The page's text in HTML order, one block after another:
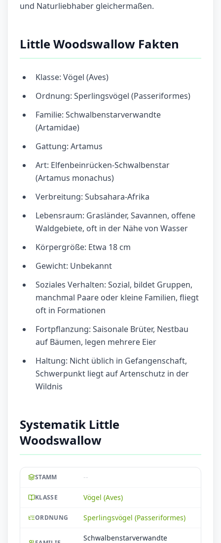
und Naturliebhaber gleichermaßen.
Little Woodswallow Fakten
Klasse: Vögel (Aves)
Ordnung: Sperlingsvögel (Passeriformes)
Familie: Schwalbenstarverwandte
(Artamidae)
Gattung: Artamus
Art: Elfenbeinrücken-Schwalbenstar
(Artamus monachus)
Verbreitung: Subsahara-Afrika
Lebensraum: Grasländer, Savannen, offene
Waldgebiete, oft in der Nähe von Wasser
Körpergröße: Etwa 18 cm
Gewicht: Unbekannt
Soziales Verhalten: Sozial, bildet Gruppen,
manchmal Paare oder kleine Familien, fliegt
oft in Formationen
Fortpflanzung: Saisonale Brüter, Nestbau
auf Bäumen, legen mehrere Eier
Haltung: Nicht üblich in Gefangenschaft,
Schwerpunkt liegt auf Artenschutz in der
Wildnis
Systematik Little
Woodswallow
STAMM --
KLASSE Vögel (Aves)
ORDNUNG Sperlingsvögel (Passeriformes)
Schwalbenstarverwandte